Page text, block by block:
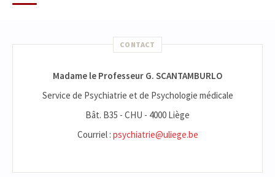
CONTACT
Madame le Professeur G. SCANTAMBURLO
Service de Psychiatrie et de Psychologie médicale
Bât. B35 - CHU - 4000 Liège
Courriel : psychiatrie@uliege.be